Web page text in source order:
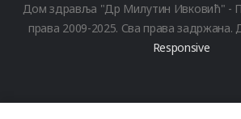
Дом здравља "Др Милутин Ивковић" -
права 2009-2025. Сва права задржана.
Responsive